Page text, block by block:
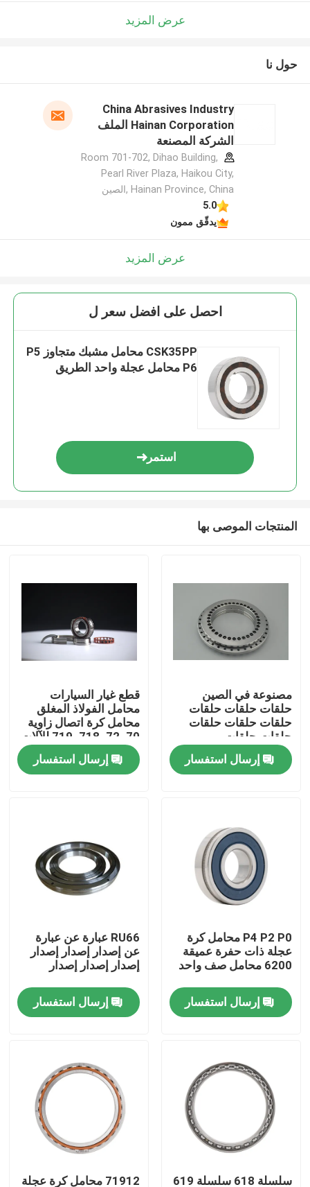
المنتجات
فيديوهات
جولة في المعمل
رقابة جودة
اطلب اقتباس
المواد الكاشطة الصناعية
المواد الكاشطة المغلفة
عرض المزيد
حول نا
China Abrasives Industry
Hainan Corporation الملف
الشركة المصنعة
Room 701-702, Dihao Building,
Pearl River Plaza, Haikou City,
Hainan Province, China ,الصين
5.0
يدقّق ممون
عرض المزيد
احصل على افضل سعر ل
CSK35PP محامل مشبك متجاوز P5
P6 محامل عجلة واحد الطريق
استمر
المنتجات الموصى بها
مصنوعة في الصين
حلقات حلقات حلقات
حلقات حلقات حلقات
حلقات حلقات
إرسال استفسار
قطع غيار السيارات
محامل الفولاذ المغلق
محامل كرة اتصال زاوية
70، 72، 718، 719 للآلات
الأدوات Sp
إرسال استفسار
P4 P2 P0 محامل كرة
عجلة ذات حفرة عميقة
6200 محامل صف واحد
إرسال استفسار
RU66 عبارة عن عبارة
عن إصدار إصدار إصدار
إصدار إصدار إصدار
إرسال استفسار
سلسلة 618 سلسلة 619 71912 محامل كرة عجلة